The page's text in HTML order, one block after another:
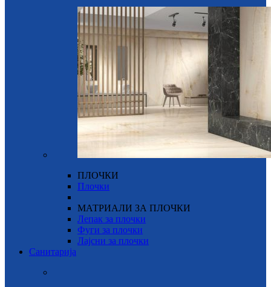
ПЛОЧКИ
Плочки
МАТРИАЛИ ЗА ПЛОЧКИ
Лепак за плочки
Фуги за плочки
Лајсни за плочки
Санитарија